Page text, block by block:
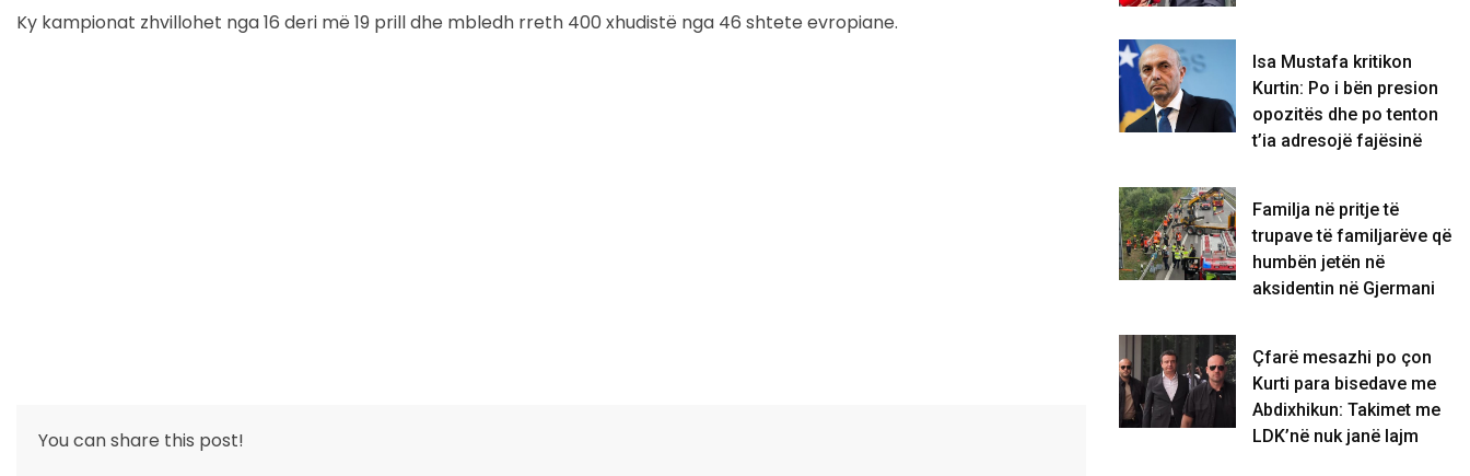
Ky kampionat zhvillohet nga 16 deri më 19 prill dhe mbledh rreth 400 xhudistë nga 46 shtete evropiane.
You can share this post!
Isa Mustafa kritikon
Kurtin: Po i bën presion
opozitës dhe po tenton
t’ia adresojë fajësinë
​Familja në pritje të
trupave të familjarëve që
humbën jetën në
aksidentin në Gjermani
Çfarë mesazhi po çon
Kurti para bisedave me
Abdixhikun: Takimet me
LDK’në nuk janë lajm